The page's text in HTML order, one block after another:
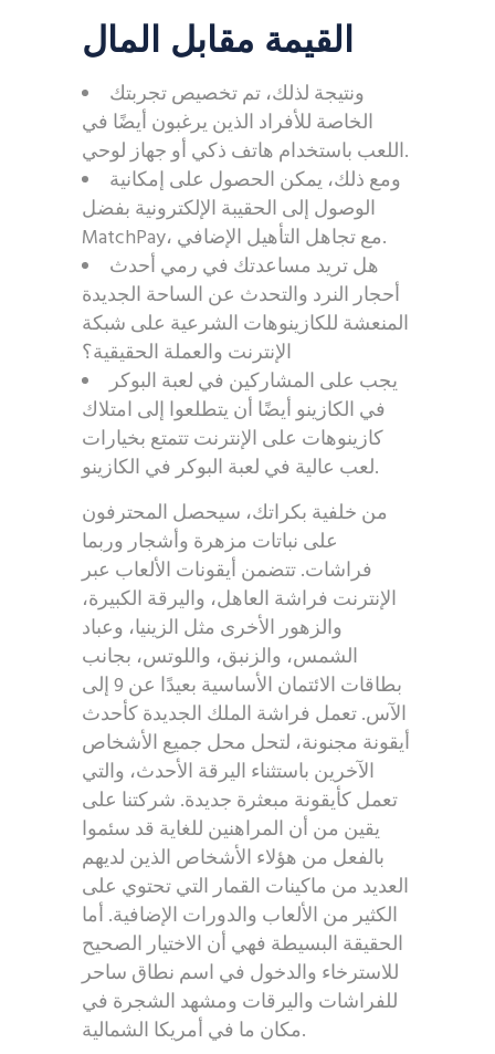
القيمة مقابل المال
ونتيجة لذلك، تم تخصيص تجربتك
الخاصة للأفراد الذين يرغبون أيضًا في
اللعب باستخدام هاتف ذكي أو جهاز لوحي.
ومع ذلك، يمكن الحصول على إمكانية
الوصول إلى الحقيبة الإلكترونية بفضل
MatchPay، مع تجاهل التأهيل الإضافي.
هل تريد مساعدتك في رمي أحدث
أحجار النرد والتحدث عن الساحة الجديدة
المنعشة للكازينوهات الشرعية على شبكة
الإنترنت والعملة الحقيقية؟
يجب على المشاركين في لعبة البوكر
في الكازينو أيضًا أن يتطلعوا إلى امتلاك
كازينوهات على الإنترنت تتمتع بخيارات
لعب عالية في لعبة البوكر في الكازينو.
من خلفية بكراتك، سيحصل المحترفون
على نباتات مزهرة وأشجار وربما
فراشات. تتضمن أيقونات الألعاب عبر
الإنترنت فراشة العاهل، واليرقة الكبيرة،
والزهور الأخرى مثل الزينيا، وعباد
الشمس، والزنبق، واللوتس، بجانب
بطاقات الائتمان الأساسية بعيدًا عن 9 إلى
الآس. تعمل فراشة الملك الجديدة كأحدث
أيقونة مجنونة، لتحل محل جميع الأشخاص
الآخرين باستثناء اليرقة الأحدث، والتي
تعمل كأيقونة مبعثرة جديدة. شركتنا على
يقين من أن المراهنين للغاية قد سئموا
بالفعل من هؤلاء الأشخاص الذين لديهم
العديد من ماكينات القمار التي تحتوي على
الكثير من الألعاب والدورات الإضافية. أما
الحقيقة البسيطة فهي أن الاختيار الصحيح
للاسترخاء والدخول في اسم نطاق ساحر
للفراشات واليرقات ومشهد الشجرة في
مكان ما في أمريكا الشمالية.